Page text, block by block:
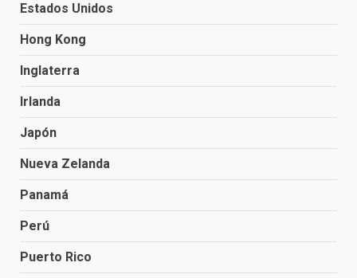
Estados Unidos
Hong Kong
Inglaterra
Irlanda
Japón
Nueva Zelanda
Panamá
Perú
Puerto Rico